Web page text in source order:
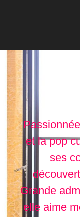
et la pop
ses
Grande
elle aime